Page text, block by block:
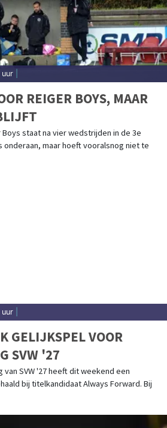
REIGER BOYS, MAAR
Boys staat na vier wedstrijden in de 3e
onderaan, maar hoeft vooralsnog niet te
GELIJKSPEL VOOR
SVW '27
van SVW '27 heeft dit weekend een
bij titelkandidaat Always Forward. Bij